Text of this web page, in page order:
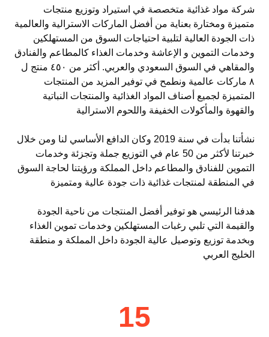
شركة مواد غذائية متخصصة في استيراد وتوزيع منتجات
متميزة ومختارة بعناية من أفضل الماركات الاسترالية والعالمية
ذات الجودة العالية لتلبية احتياجات السوق من المستهلكين
وخدمات التموين و الإعاشة وخدمات الغذاء كالمطاعم والفنادق
والمقاهي في السوق السعودي والعربي. أكثر من ٤٥٠ منتج ل
٨ ماركات عالمية ونطمح في توفير المزيد من المنتجات
المتميزة لجميع أصناف المواد الغذائية والمنتجات النباتية
والقهوة والمأكولات الخفيفة واللحوم الاسترالية
نشأتنا بدأت في سنة 2019 وكان الدافع الأساسي لنا ومن خلال
خبرتنا لأكثر من 50 عام في التوزيع جملة وتجزئة وخدمات
التموين للفنادق والمطاعم داخل المملكة ورؤيتنا لحاجة السوق
في المنطقة لمنتجات غذائية ذات جودة عالية ومتميزة
هدفنا الرئيسي هو توفير أفضل المنتجات من ناحية الجودة
والقيمة التي تلبي رغبات المستهلكين وخدمات تموين الغذاء
وبخدمة توزيع وتوصيل عالية الجودة داخل المملكة و منطقة
الخليج العربي
15